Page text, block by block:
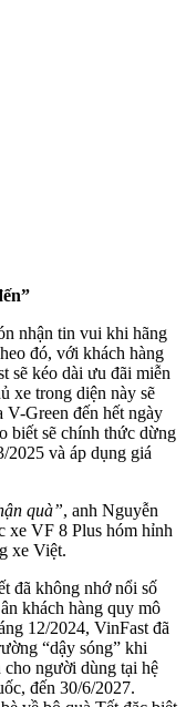
nhận tin vui khi hãng
đó, với khách hàng
sẽ kéo dài ưu đãi miễn
xe trong diện này sẽ
V-Green đến hết ngày
biết sẽ chính thức dừng
2025 và áp dụng giá
quà”, anh Nguyễn
xe VF 8 Plus hóm hỉnh
xe Việt.
đã không nhớ nổi số
khách hàng quy mô
12/2024, VinFast đã
“dậy sóng” khi
cho người dùng tại hệ
đến 30/6/2027.